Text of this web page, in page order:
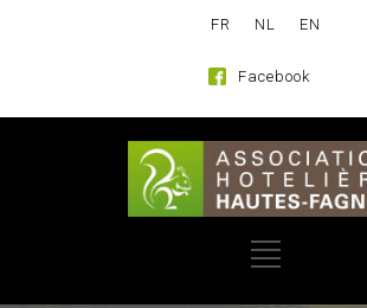
FR NL EN
Facebook